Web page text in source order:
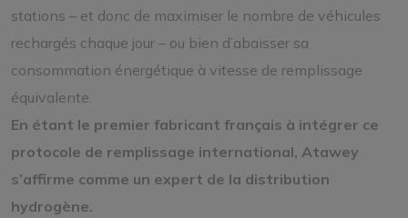
stations – et donc de maximiser le nombre de véhicules
rechargés chaque jour – ou bien d’abaisser sa
consommation énergétique à vitesse de remplissage
équivalente.
En étant le premier fabricant français à intégrer ce
protocole de remplissage international, Atawey
s’affirme comme un expert de la distribution
hydrogène.